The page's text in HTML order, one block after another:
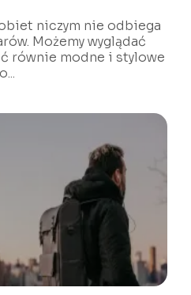
niczym nie odbiega
Możemy wyglądać
równie modne i stylowe